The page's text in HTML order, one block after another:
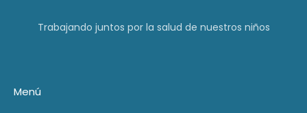
Trabajando juntos por la salud de nuestros niños
Menú